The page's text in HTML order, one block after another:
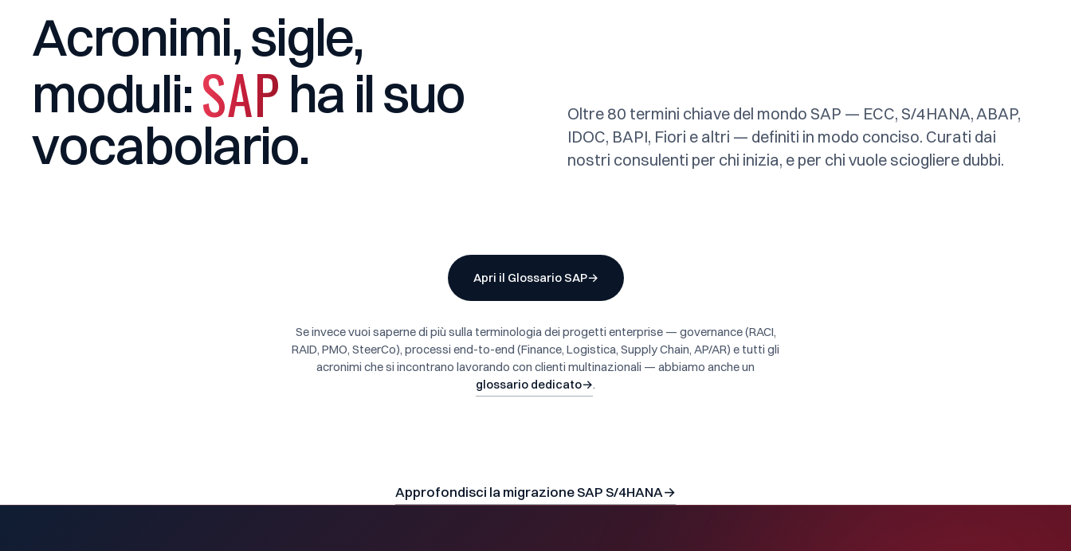
Acronimi,sigle,
moduli:SAP ha ilsuo
vocabolario.
Oltre 80 termini chiave del mondo SAP — ECC, S/4HANA, ABAP,
IDOC, BAPI, Fiori e altri — definiti in modo conciso. Curati dai
nostri consulenti per chi inizia, e per chi vuole sciogliere dubbi.
Apri il Glossario SAP→
Se invece vuoi saperne di più sulla terminologia dei progetti enterprise — governance (RACI,
RAID, PMO, SteerCo), processi end-to-end (Finance, Logistica, Supply Chain, AP/AR) e tutti gli
acronimi che si incontrano lavorando con clienti multinazionali — abbiamo anche un
glossario dedicato→.
Approfondisci la migrazione SAP S/4HANA→